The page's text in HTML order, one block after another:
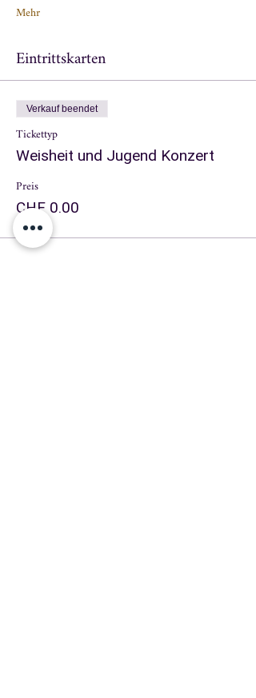
Mehr
Eintrittskarten
Verkauf beendet
Tickettyp
Weisheit und Jugend Konzert
Preis
CHF 0.00